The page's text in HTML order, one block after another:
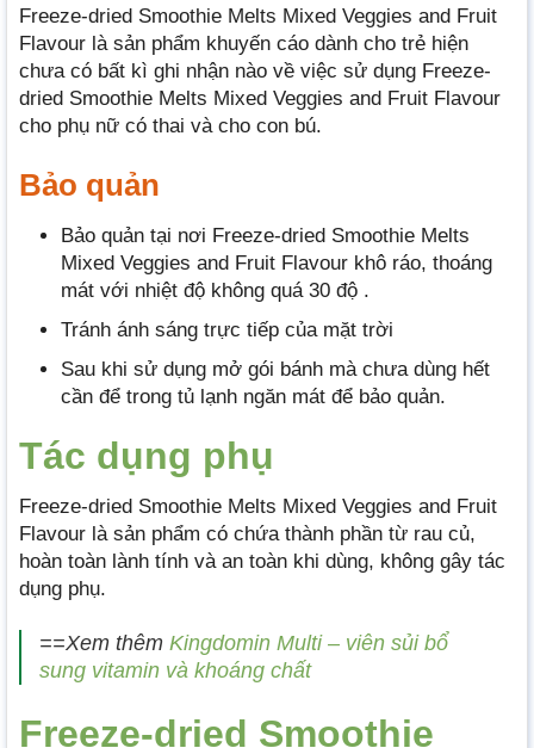
Freeze-dried Smoothie Melts Mixed Veggies and Fruit
Flavour là sản phẩm khuyến cáo dành cho trẻ hiện
chưa có bất kì ghi nhận nào về việc sử dụng Freeze-
dried Smoothie Melts Mixed Veggies and Fruit Flavour
cho phụ nữ có thai và cho con bú.
Bảo quản
Bảo quản tại nơi Freeze-dried Smoothie Melts
Mixed Veggies and Fruit Flavour khô ráo, thoáng
mát với nhiệt độ không quá 30 độ .
Tránh ánh sáng trực tiếp của mặt trời
Sau khi sử dụng mở gói bánh mà chưa dùng hết
cần để trong tủ lạnh ngăn mát để bảo quản.
Tác dụng phụ
Freeze-dried Smoothie Melts Mixed Veggies and Fruit
Flavour là sản phẩm có chứa thành phần từ rau củ,
hoàn toàn lành tính và an toàn khi dùng, không gây tác
dụng phụ.
==Xem thêm Kingdomin Multi – viên sủi bổ
sung vitamin và khoáng chất
Freeze-dried Smoothie